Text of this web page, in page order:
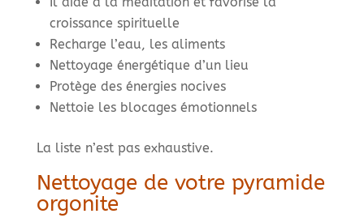
croissance spirituelle
Recharge l’eau, les aliments
Nettoyage énergétique d’un lieu
Protège des énergies nocives
Nettoie les blocages émotionnels
La liste n’est pas exhaustive.
Nettoyage de votre pyramide
orgonite